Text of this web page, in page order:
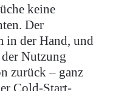
keine
Der
in der Hand, und
Nutzung
zurück – ganz
Cold-Start-